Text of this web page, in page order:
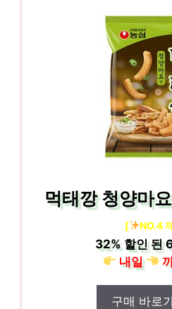
먹태깡 청양마
[ NO.4
32% 할인 된
내일
구매 바로